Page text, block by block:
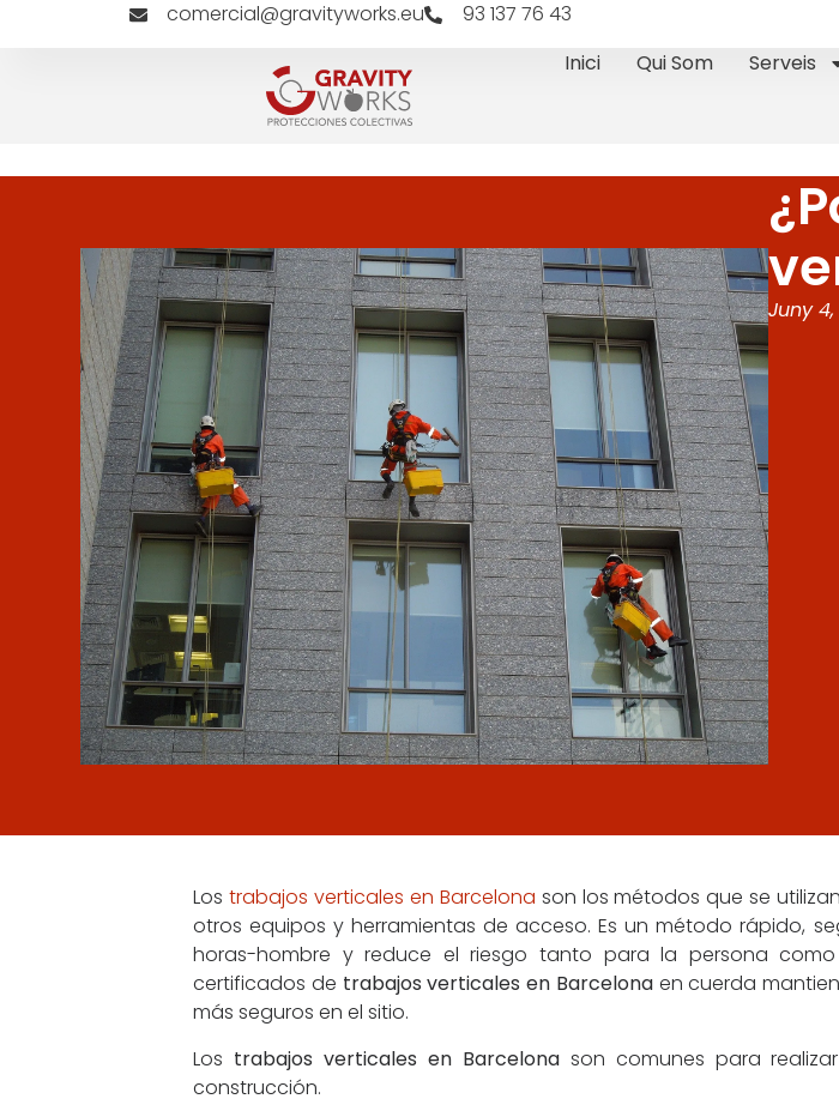
comercial@gravityworks.eu
93 137 76 43
Inici
Qui Som Serveis
Juny
Lostrabajos verticales en Barcelona son los métodos que se
otros equipos y herramientas de acceso. Es un método rápido,
horas-hombre y reduce el riesgo tanto para la persona
certificados de trabajos verticales en Barcelonaen cuerda
más seguros en el sitio.
Los trabajos verticales en Barcelonason comunes para
construcción.